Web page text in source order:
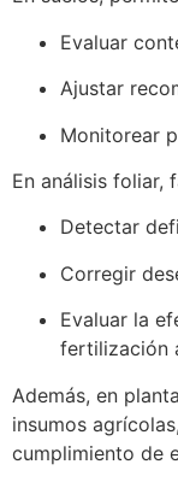
Evaluar
Ajustar
Monitorear
En análisis foliar,
Detectar
Corregir
Evaluar la
fertilización
Además, en
insumos
cumplimiento de